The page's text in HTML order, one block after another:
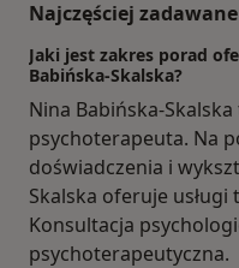
Najczęściej
Jaki jest zakres porad
Babińska-Skalska?
Nina Babińska-
psychoterapeuta. Na
doświadczenia i
Skalska oferuje
Konsultacja
psychoterapeutyczna.